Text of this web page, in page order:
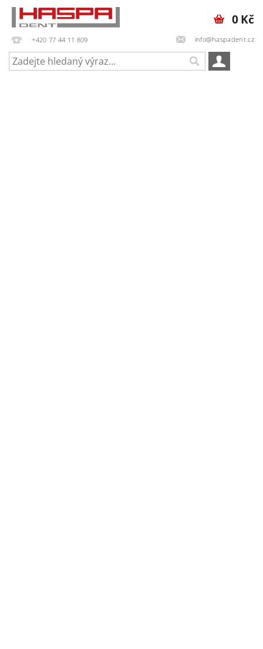
+420 77 44 11 809 info@haspadent.cz
0 Kč